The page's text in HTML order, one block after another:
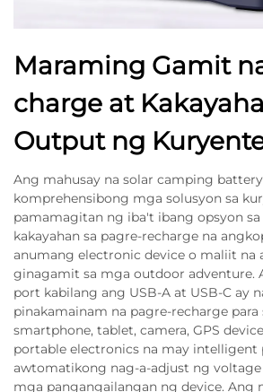
Maraming Gamit
charge at
Output ng
Ang mahusay na solar camping
komprehensibong mga solusyon sa
pamamagitan ng iba't ibang opsyon
kakayahan sa pagre-recharge na
anumang electronic device o maliit na
ginagamit sa mga outdoor adventure.
port kabilang ang USB-A at USB-C ay
pinakamainam na pagre-recharge para
smartphone, tablet, camera, GPS
portable electronics na may intelligent
awtomatikong nag-a-adjust ng
mga pangangailangan ng device. Ang